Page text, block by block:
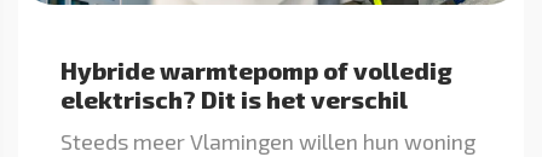
Hybride warmtepomp of volledig
elektrisch? Dit is het verschil
Steeds meer Vlamingen willen hun woning